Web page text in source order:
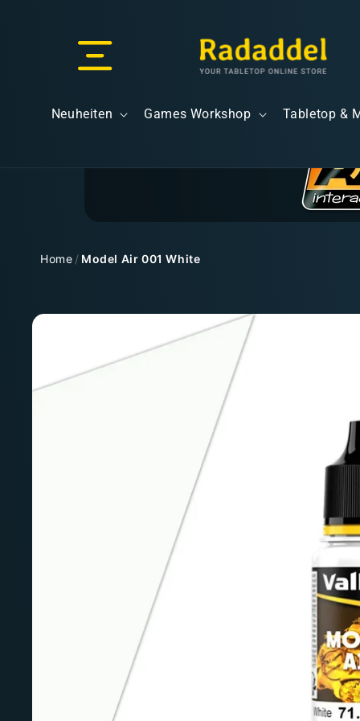
Neuheiten Games Workshop Tabletop &
Home / Model Air 001 White
Zu
Kostenloser Versand
Deutschland: ab
69 €
Österreich & EU: ab
350 €
Nicht-EU: kein kostenloser Versand
Lieferungen in Nicht-EU-Länder (z. B.
nicht im Kaufpreis